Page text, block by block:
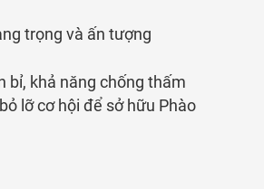
trọng và ấn tượng
bỉ, khả năng chống thấm
lỡ cơ hội để sở hữu Phào